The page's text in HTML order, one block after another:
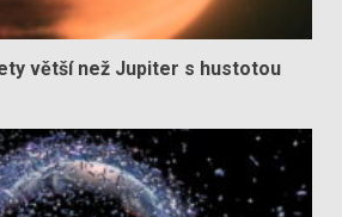
větší než Jupiter s hustotou